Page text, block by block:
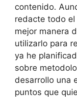
contenido.
redacte todo
mejor manera
utilizarlo para
ya he
sobre
desarrollo una
puntos que